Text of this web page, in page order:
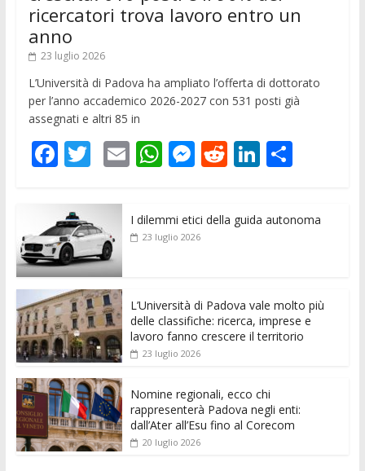
ricercatori trova lavoro entro un
anno
23 luglio 2026
L’Università di Padova ha ampliato l’offerta di dottorato
per l’anno accademico 2026-2027 con 531 posti già
assegnati e altri 85 in
F
e
b
o
o
k
T
itt
er
E
ai
l
W
s
p
M
ss
e
er
R
di
Li
e
C
di
I dilemmi etici della guida autonoma
23 luglio 2026
L’Università di Padova vale molto più
delle classifiche: ricerca, imprese e
lavoro fanno crescere il territorio
23 luglio 2026
Nomine regionali, ecco chi
rappresenterà Padova negli enti:
dall’Ater all’Esu fino al Corecom
20 luglio 2026